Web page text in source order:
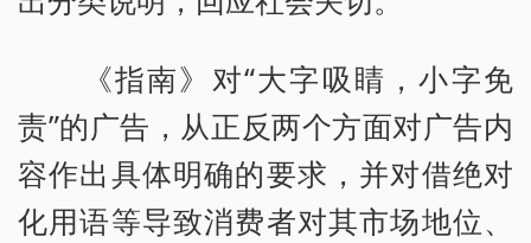
《指南》对“大字吸睛，小字免
责”的广告，从正反两个方面对广告内
容作出具体明确的要求，并对借绝对
化用语等导致消费者对其市场地位、